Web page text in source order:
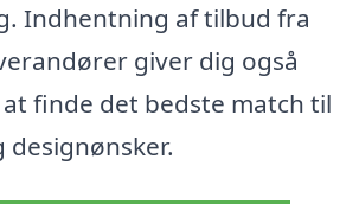
Indhentning af tilbud fra
giver dig også
finde det bedste match til